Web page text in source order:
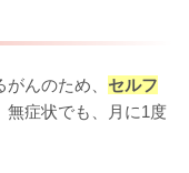
んのため、 セルフ
無症状でも、月に1度